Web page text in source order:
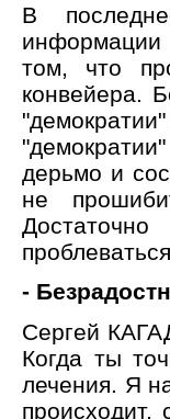
В
информации
том, что
конвейера.
дерьмо и
не
проблеваться.
-
Сергей
Когда ты
лечения. Я
происходит,